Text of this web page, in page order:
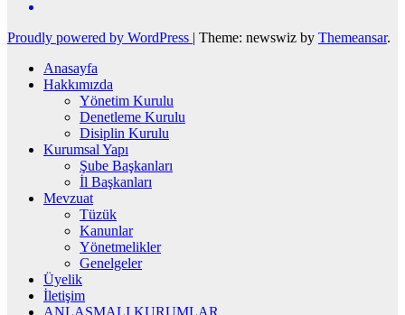
Proudly powered by WordPress | Theme: newswiz by Themeansar.
Anasayfa
Hakkımızda
Yönetim Kurulu
Denetleme Kurulu
Disiplin Kurulu
Kurumsal Yapı
Şube Başkanları
İl Başkanları
Mevzuat
Tüzük
Kanunlar
Yönetmelikler
Genelgeler
Üyelik
İletişim